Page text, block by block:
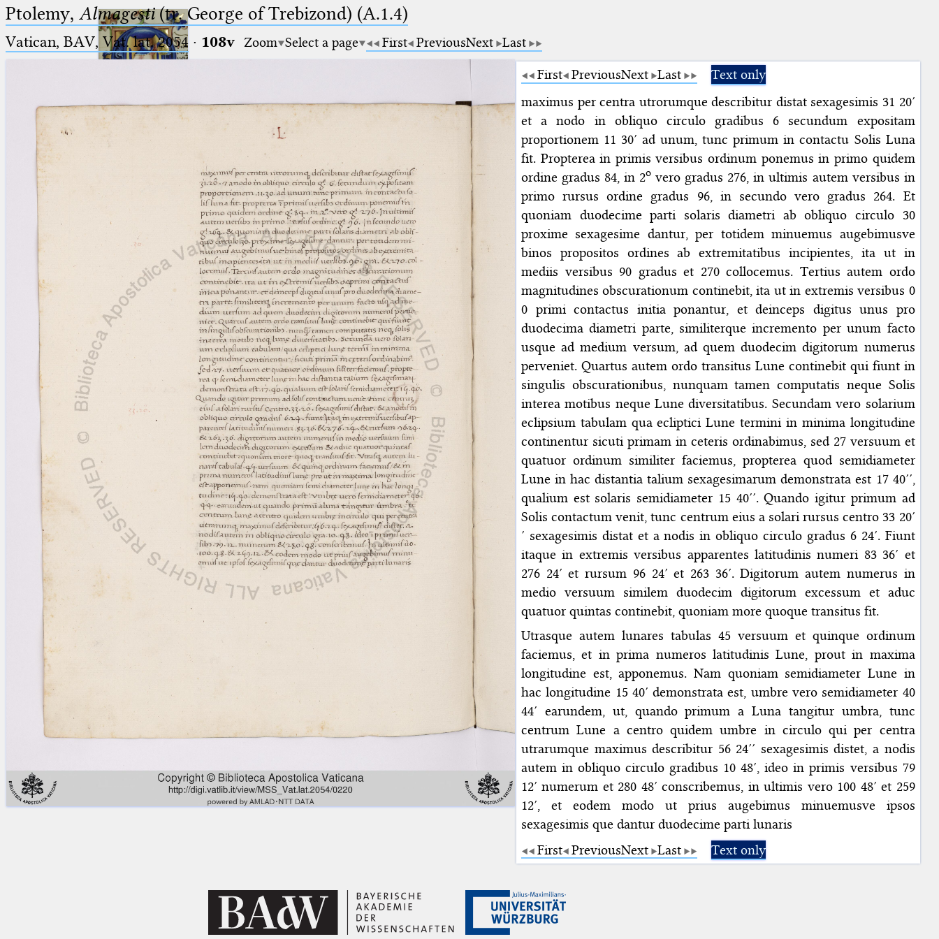
Ptolemaeus
for exactly one character.
(the percent sign) is the
placeholder for no, one or more
than one character.
(two percent signs) is the
placeholder for no, one or more
than one character, but not for
blank space (so that a search ends
at word boundaries).
Project
Team
News
Publications
Conference
Arabic Manuscripts
Latin Manuscripts
Latin Early Prints
Glossary
Licenses
Impressum
Ptolemy, Almagesti(tr. George of Trebizond) (A.1.4)
Vatican, BAV, Vat. lat. 2054 · 108v Zoom Select a page First PreviousNext Last
First PreviousNext Last
Text only
maximus per centra utrorumque describitur distat sexagesimis 31 20′
et a nodo in obliquo circulo gradibus 6 secundum expositam
proportionem 11 30′ ad unum, tunc primum in contactu Solis Luna
fit. Propterea in primis versibus ordinum ponemus in primo quidem
ordine gradus 84, in 2o vero gradus 276, in ultimis autem versibus in
primo rursus ordine gradus 96, in secundo vero gradus 264. Et
quoniam duodecime parti solaris diametri ab obliquo circulo 30
proxime sexagesime dantur, per totidem minuemus augebimusve
binos propositos ordines ab extremitatibus incipientes, ita ut in
mediis versibus 90 gradus et 270 collocemus. Tertius autem ordo
magnitudines obscurationum continebit, ita ut in extremis versibus 0
0 primi contactus initia ponantur, et deinceps digitus unus pro
duodecima diametri parte, similiterque incremento per unum facto
usque ad medium versum, ad quem duodecim digitorum numerus
perveniet. Quartus autem ordo transitus Lune continebit qui fiunt in
singulis obscurationibus, nunquam tamen computatis neque Solis
interea motibus neque Lune diversitatibus. Secundam vero solarium
eclipsium tabulam qua ecliptici Lune termini in minima longitudine
continentur sicuti primam in ceteris ordinabimus, sed 27 versuum et
quatuor ordinum similiter faciemus, propterea quod semidiameter
Lune in hac distantia talium sexagesimarum demonstrata est 17 40′′,
qualium est solaris semidiameter 15 40′′. Quando igitur primum ad
Solis contactum venit, tunc centrum eius a solari rursus centro 33 20′
′ sexagesimis distat et a nodis in obliquo circulo gradus 6 24′. Fiunt
itaque in extremis versibus apparentes latitudinis numeri 83 36′ et
276 24′ et rursum 96 24′ et 263 36′. Digitorum autem numerus in
medio versuum similem duodecim digitorum excessum et aduc
quatuor quintas continebit, quoniam more quoque transitus fit.
Utrasque autem lunares tabulas 45 versuum et quinque ordinum
faciemus, et in prima numeros latitudinis Lune, prout in maxima
longitudine est, apponemus. Nam quoniam semidiameter Lune in
hac longitudine 15 40′ demonstrata est, umbre vero semidiameter 40
44′ earundem, ut, quando primum a Luna tangitur umbra, tunc
centrum Lune a centro quidem umbre in circulo qui per centra
utrarumque maximus describitur 56 24′′ sexagesimis distet, a nodis
autem in obliquo circulo gradibus 10 48′, ideo in primis versibus 79
12′ numerum et 280 48′ conscribemus, in ultimis vero 100 48′ et 259
12′, et eodem modo ut prius augebimus minuemusve ipsos
sexagesimis que dantur duodecime parti lunaris
First PreviousNext Last Text only